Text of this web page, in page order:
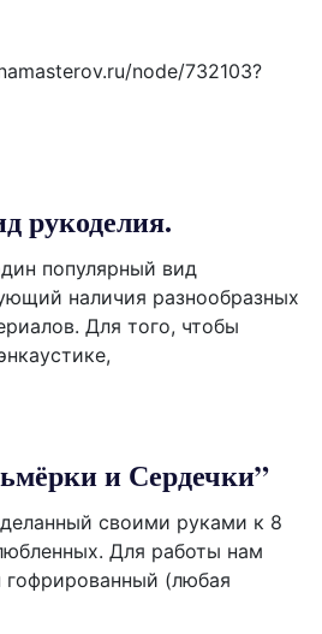
node/732103?
рукоделия.
популярный вид
наличия разнообразных
Для того, чтобы
и Сердечки”
своими руками к 8
Для работы нам
гофрированный (любая